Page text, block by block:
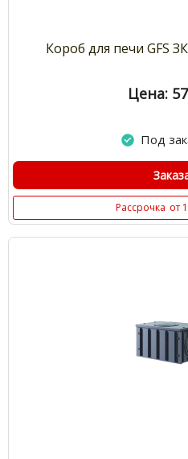
Короб для печи GFS
Цена:
Под
Рассрочка от